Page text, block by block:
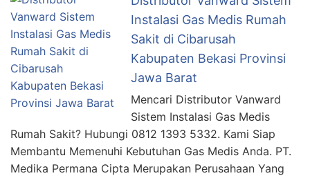
Instalasi Gas Medis Rumah
Sakit di Cibarusah
Kabupaten Bekasi Provinsi
Jawa Barat
Mencari Distributor Vanward
Sistem Instalasi Gas Medis
Rumah Sakit? Hubungi 0812 1393 5332. Kami Siap
Membantu Memenuhi Kebutuhan Gas Medis Anda. PT.
Medika Permana Cipta Merupakan Perusahaan Yang